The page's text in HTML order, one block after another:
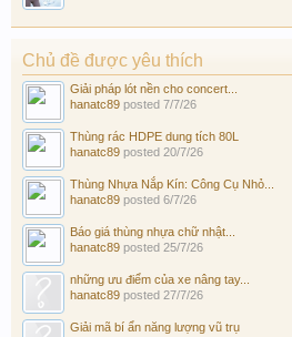
Chủ đề được yêu thích
Giải pháp lót nền cho concert...
hanatc89 posted 7/7/26
Thùng rác HDPE dung tích 80L
hanatc89 posted 20/7/26
Thùng Nhựa Nắp Kín: Công Cụ Nhỏ...
hanatc89 posted 6/7/26
Báo giá thùng nhựa chữ nhật...
hanatc89 posted 25/7/26
những ưu điểm của xe nâng tay...
hanatc89 posted 27/7/26
Giải mã bí ẩn năng lượng vũ trụ